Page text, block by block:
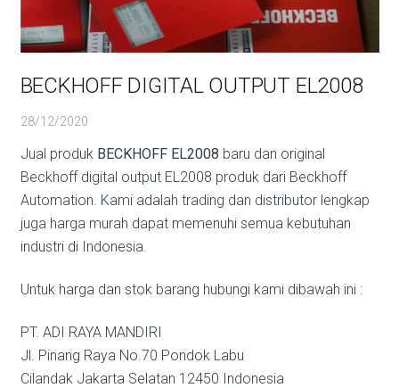
BECKHOFF DIGITAL OUTPUT EL2008
28/12/2020
Jual produk BECKHOFF EL2008 baru dan original
Beckhoff digital output EL2008 produk dari Beckhoff
Automation. Kami adalah trading dan distributor lengkap
juga harga murah dapat memenuhi semua kebutuhan
industri di Indonesia.
Untuk harga dan stok barang hubungi kami dibawah ini :
PT. ADI RAYA MANDIRI
Jl. Pinang Raya No.70 Pondok Labu
Cilandak Jakarta Selatan 12450 Indonesia